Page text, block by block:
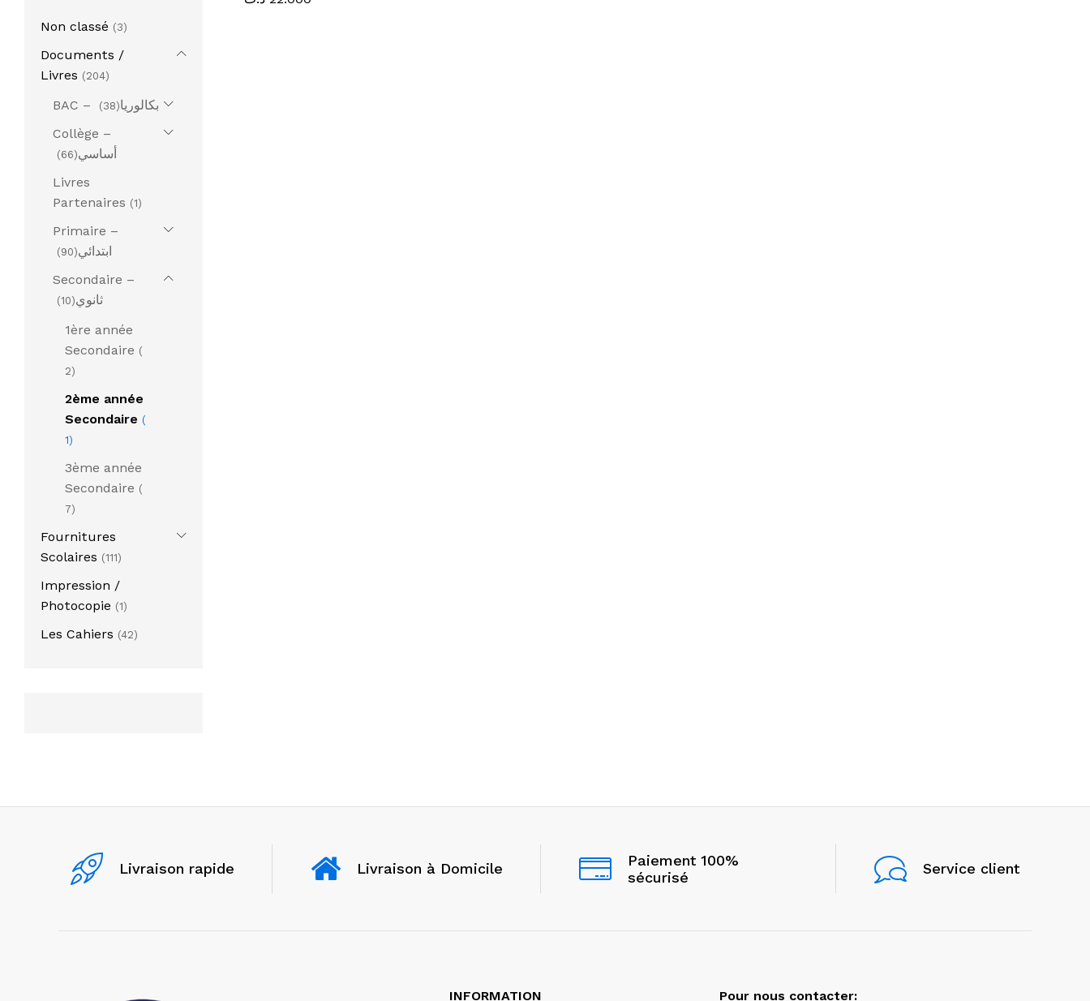
Non classé (3)
Documents /
Livres (204)
BAC – بكالوريا(38)
Collège –
أساسي(66)
Livres
Partenaires (1)
Primaire –
ابتدائي(90)
Secondaire –
ثانوي(10)
1ère année
Secondaire (
2)
2ème année
Secondaire (
1)
3ème année
Secondaire (
7)
Fournitures
Scolaires (111)
Impression /
Photocopie (1)
Les Cahiers (42)
Livraison rapide Livraison à Domicile
Paiement 100%
sécurisé
Service client
INFORMATION Pour nous contacter: